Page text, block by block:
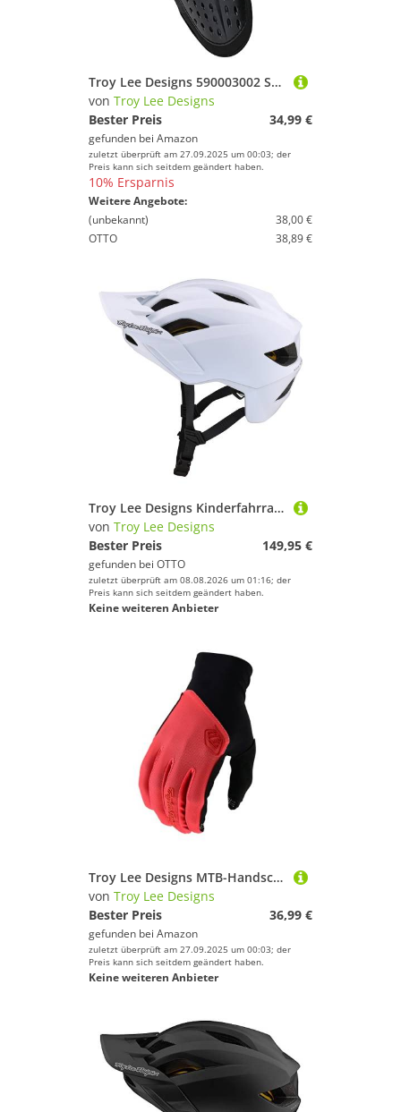
Spaß und Erfolg mit Deinem Sport.
Troy Lee Designs 590003002 Schutz, Schwarz, M
von Troy Lee Designs
Bester Preis
34,99 €
gefunden bei Amazon
zuletzt überprüft am 27.09.2025 um 00:03; der
Preis kann sich seitdem geändert haben.
10% Ersparnis
Weitere Angebote:
(unbekannt)
38,00 €
OTTO
38,89 €
Troy Lee Designs Kinderfahrradhelm, Kinder-Fahrradhelm Flowline MIPS
von Troy Lee Designs
Bester Preis
149,95 €
gefunden bei OTTO
zuletzt überprüft am 08.08.2026 um 01:16; der
Preis kann sich seitdem geändert haben.
Keine weiteren Anbieter
Troy Lee Designs MTB-Handschuhe Flowline Orange Gr. L
von Troy Lee Designs
Bester Preis
36,99 €
gefunden bei Amazon
zuletzt überprüft am 27.09.2025 um 00:03; der
Preis kann sich seitdem geändert haben.
Keine weiteren Anbieter